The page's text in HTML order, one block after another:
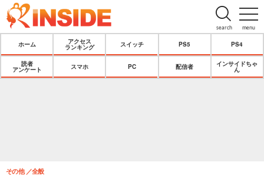
menu
search
ホーム
アクセス
ランキング
スイッチ PS5 PS4
読者
アンケート
スマホ PC 配信者
インサイドちゃ
ん
その他 全般